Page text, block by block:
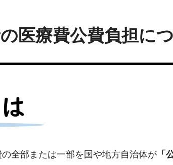
医療費公費負担に
全部または一部を国や地方自治体が 「